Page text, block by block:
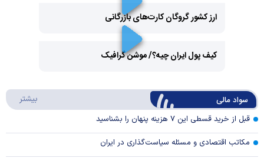
ارز کشور گروگان کارت‌های بازرگانی
Video
کیف پول ایران چیه؟/ موشن گرافیک
سواد مالی بیشتر
قبل از خرید قسطی این ۷ هزینه پنهان را بشناسید
مکاتب اقتصادی و مسئله سیاست‌گذاری در ایران